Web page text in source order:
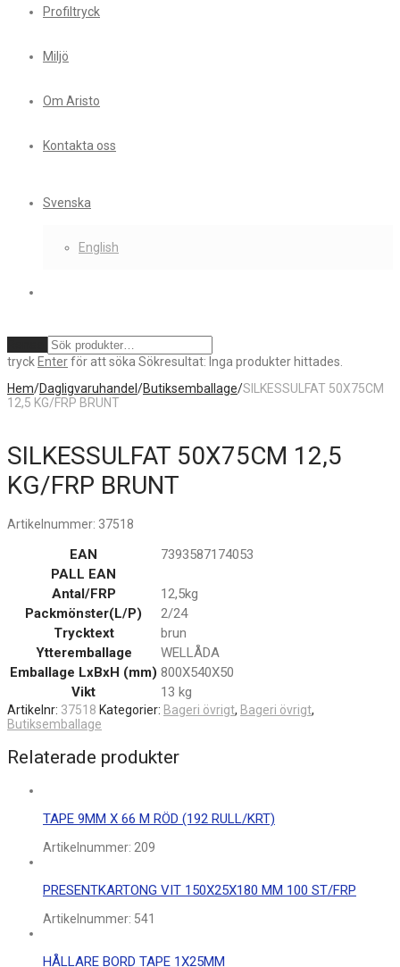
Profiltryck
Miljö
Om Aristo
Kontakta oss
Svenska
English
tryck Enterför att söka Sökresultat: Inga produkter hittades.
Hem/Dagligvaruhandel /Butiksemballage/SILKESSULFAT 50X75CM
12,5 KG/FRP BRUNT
SILKESSULFAT 50X75CM 12,5
KG/FRP BRUNT
Artikelnummer: 37518
EAN
7393587174053
PALL EAN
Antal/FRP
12,5kg
Packmönster(L/P)
2/24
Trycktext
brun
Ytteremballage
WELLÅDA
Emballage LxBxH (mm) 800X540X50
Vikt
13 kg
Artikelnr: 37518 Kategorier: Bageri övrigt, Bageri övrigt,
Butiksemballage
Relaterade produkter
TAPE 9MM X 66 M RÖD (192 RULL/KRT)
Artikelnummer: 209
PRESENTKARTONG VIT 150X25X180 MM 100 ST/FRP
Artikelnummer: 541
HÅLLARE BORD TAPE 1X25MM